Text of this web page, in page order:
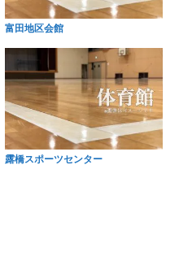
富田地区会館
露橋スポーツセンター